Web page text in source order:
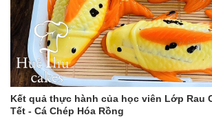
Kết quả thực hành của học viên Lớp Rau
Tết - Cá Chép Hóa Rồng